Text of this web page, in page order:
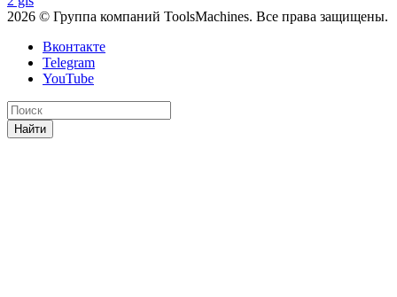
2026 © Группа компаний ToolsMachines. Все права защищены.
Вконтакте
Telegram
YouTube
Найти